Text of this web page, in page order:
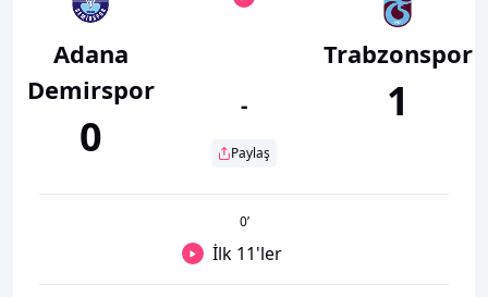
Adana
Demirspor
0
-
Paylaş
Trabzonspor
1
0’
İlk 11'ler